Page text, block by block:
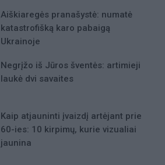
Aiškiaregės pranašystė: numatė
katastrofišką karo pabaigą
Ukrainoje
Negrįžo iš Jūros šventės: artimieji
laukė dvi savaites
Kaip atjauninti įvaizdį artėjant prie
60-ies: 10 kirpimų, kurie vizualiai
jaunina